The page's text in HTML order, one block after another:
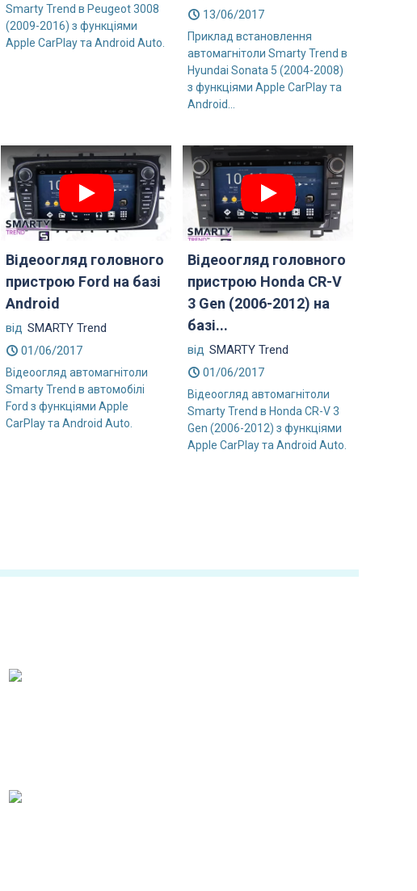
Smarty Trend в Peugeot 3008
(2009-2016) з функціями
Apple CarPlay та Android Auto.
13/06/2017
Приклад встановлення
автомагнітоли Smarty Trend в
Hyundai Sonata 5 (2004-2008)
з функціями Apple CarPlay та
Android...
Відеоогляд головного
пристрою Ford на базі
Android
від SMARTY Trend
01/06/2017
Відеоогляд автомагнітоли
Smarty Trend в автомобілі
Ford з функціями Apple
CarPlay та Android Auto.
Відеоогляд головного
пристрою Honda CR-V
3 Gen (2006-2012) на
базі...
від SMARTY Trend
01/06/2017
Відеоогляд автомагнітоли
Smarty Trend в Honda CR-V 3
Gen (2006-2012) з функціями
Apple CarPlay та Android Auto.